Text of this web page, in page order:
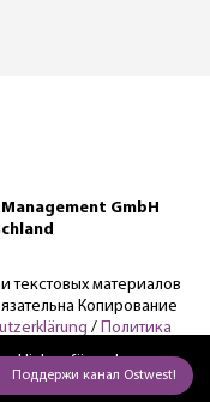
GmbH
текстовых материалов
Копирование
/ Политика
klicken für mehr